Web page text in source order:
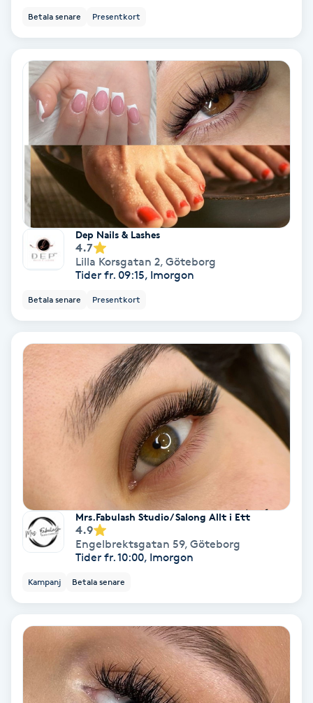
Personal shopper
Personlig tränare
Picolaser
Piercing
Pigmentbehandling
Pigmentfläckar
Plastikkirurgi
Powder brows
Power Yoga
PRP (Platelet Rich Plasma)
Psoriasis
Rakning
Reflexologi
Betala senare Presentkort
Dep Nails & Lashes
4.7
Lilla Korsgatan 2, Göteborg
Tider fr. 09:15, Imorgon
Betala senare Presentkort
Mrs.Fabulash Studio/ Salong Allt i Ett
4.9
Engelbrektsgatan 59, Göteborg
Tider fr. 10:00, Imorgon
Kampanj Betala senare